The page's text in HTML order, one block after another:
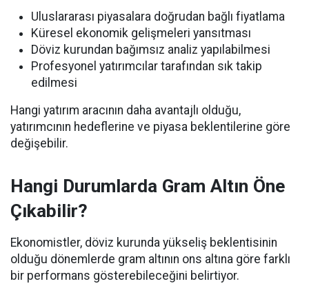
Uluslararası piyasalara doğrudan bağlı fiyatlama
Küresel ekonomik gelişmeleri yansıtması
Döviz kurundan bağımsız analiz yapılabilmesi
Profesyonel yatırımcılar tarafından sık takip
edilmesi
Hangi yatırım aracının daha avantajlı olduğu,
yatırımcının hedeflerine ve piyasa beklentilerine göre
değişebilir.
Hangi Durumlarda Gram Altın Öne
Çıkabilir?
Ekonomistler, döviz kurunda yükseliş beklentisinin
olduğu dönemlerde gram altının ons altına göre farklı
bir performans gösterebileceğini belirtiyor.